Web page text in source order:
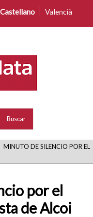
Castellano Valencià
MINUTO DE SILENCIO POR EL
por el
de Alcoi